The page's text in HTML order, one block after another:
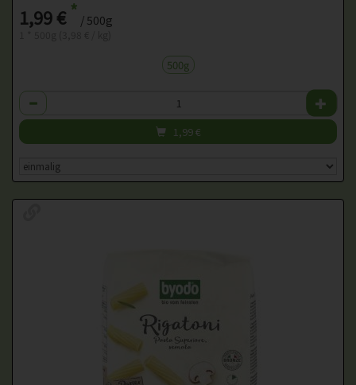
1,99 €* / 500g
500g
Anzahl
1,99€